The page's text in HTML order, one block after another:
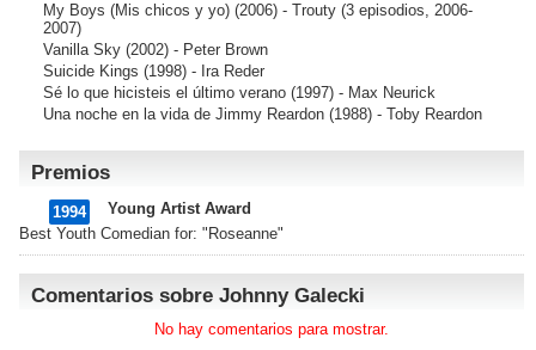
My Boys (Mis chicos y yo) (2006) - Trouty (3 episodios, 2006-
2007)
Vanilla Sky (2002) - Peter Brown
Suicide Kings (1998) - Ira Reder
Sé lo que hicisteis el último verano (1997) - Max Neurick
Una noche en la vida de Jimmy Reardon (1988) - Toby Reardon
Premios
1994
Young Artist Award
Best Youth Comedian for: "Roseanne"
Comentarios sobre Johnny Galecki
No hay comentarios para mostrar.